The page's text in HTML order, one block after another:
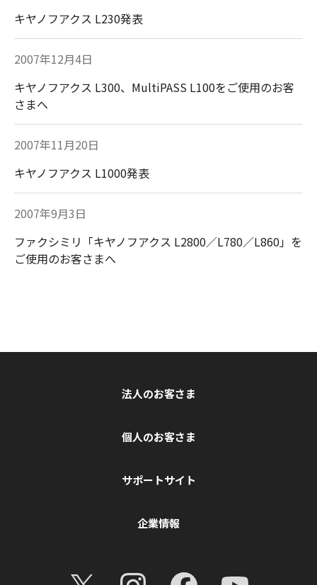
キヤノフアクス L230発表
2007年12月4日
キヤノフアクス L300、MultiPASS L100をご使用のお客
さまへ
2007年11月20日
キヤノフアクス L1000発表
2007年9月3日
ファクシミリ「キヤノフアクス L2800／L780／L860」を
ご使用のお客さまへ
法人のお客さま
個人のお客さま
サポートサイト
企業情報